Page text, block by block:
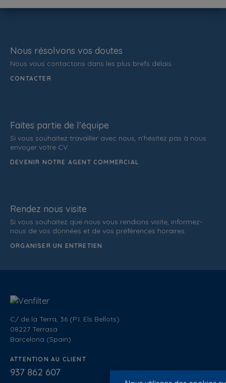
C/ de la Terra, 36 (P.I. Els Bellots)
08227 Terrasa
Barcelona (Spain)
ATTENTION AU CLIENT
937 862 607
Nous résolvons vos doutes
Nous vous contactons dans les plus brefs délais.
CONTACTER
Faites partie de l'équipe
Si vous souhaitez travailler avec nous, n'hésitez pas à nous
envoyer votre CV.
DEVENIR NOTRE AGENT COMMERCIAL
Rendez nous visite
Si vous souhaitez que nous vous rendions visite, informez-
nous de vos données et de vos préférences horaires.
ORGANISER UN ENTRETIEN